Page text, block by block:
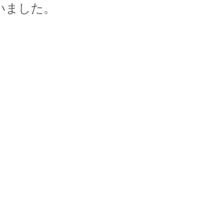
した。